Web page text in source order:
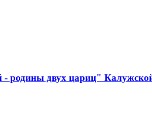
- родины двух цариц"